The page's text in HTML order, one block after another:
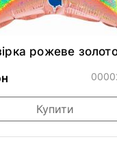
рожеве
Купити